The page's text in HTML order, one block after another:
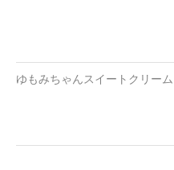
クランチ
サンド
ゆもみちゃんスイートクリーム